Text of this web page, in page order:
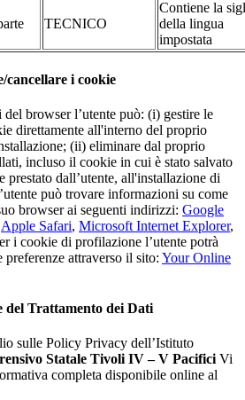
TECNICO
Contiene la
della lingua
impostata
i cookie
browser l’utente può: (i) gestire le
direttamente all'interno del proprio
(ii) eliminare dal proprio
incluso il cookie in cui è stato salvato
prestato dall’utente, all'installazione di
può trovare informazioni su come
browser ai seguenti indirizzi: Google
Apple Safari, Microsoft Internet Explorer,
i cookie di profilazione l’utente potrà
attraverso il sito: Your Online
del Trattamento dei Dati
sulle Policy Privacy dell’Istituto
Statale Tivoli IV – V PacificiVi
completa disponibile online al